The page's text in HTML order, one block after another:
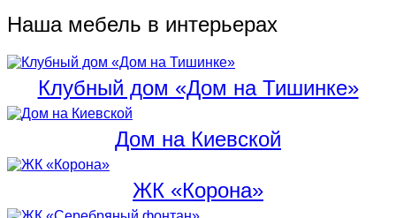
Наша мебель в интерьерах
Клубный дом «Дом на Тишинке»
Дом на Киевской
ЖК «Корона»